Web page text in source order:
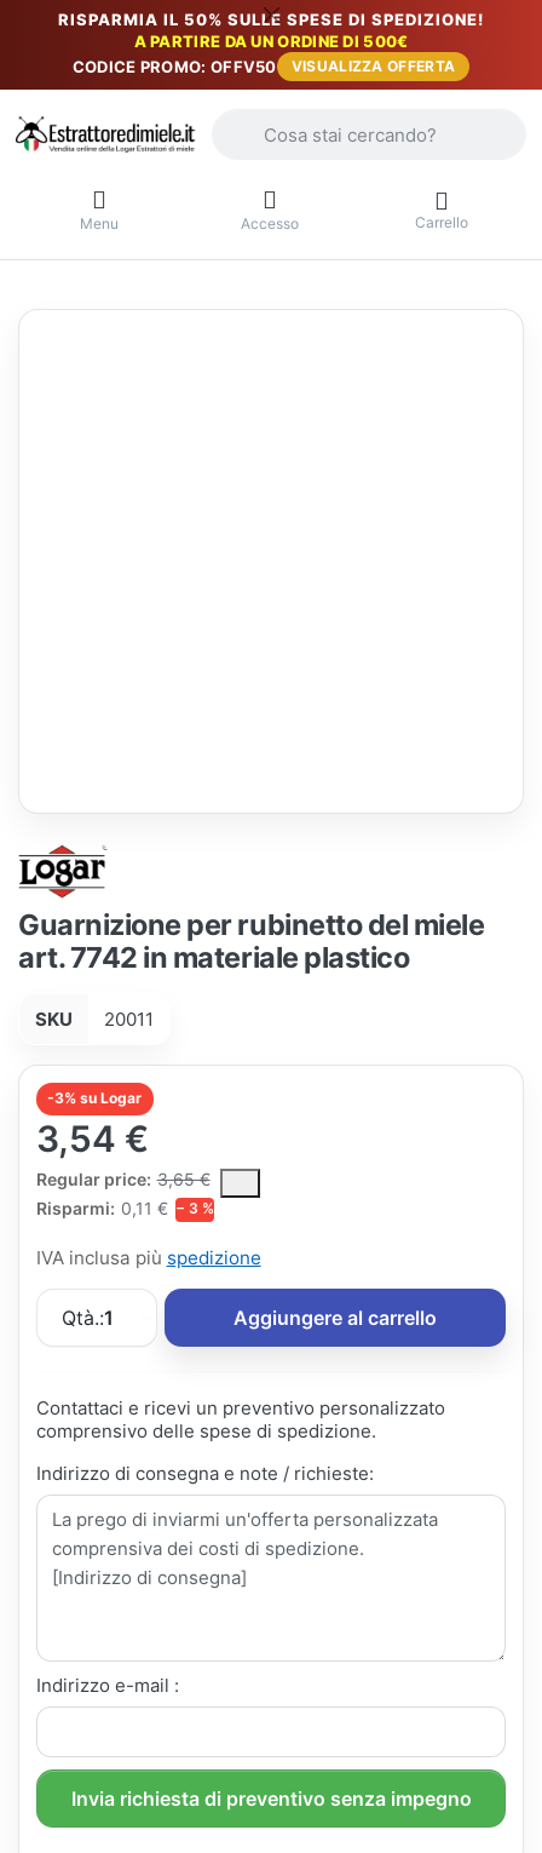
RISPARMIA IL 50% SULLE SPESE DI SPEDIZIONE!
A PARTIRE DA UN ORDINE DI 500€
CODICE PROMO: OFFV50
VISUALIZZA OFFERTA
Menu Accesso Carrello
Guarnizione per rubinetto del miele
art. 7742 in materiale plastico
SKU 20011
-3% su Logar
3,54 €
Regular price: 3,65 €
The Regular Price is the median selling price paid by
Risparmi: 0,11 € − 3 %
IVA inclusa più spedizione
Qtà.:1 Aggiungere al carrello
Contattaci e ricevi un preventivo personalizzato
comprensivo delle spese di spedizione.
Indirizzo di consegna e note / richieste:
Indirizzo e-mail :
Invia richiesta di preventivo senza impegno